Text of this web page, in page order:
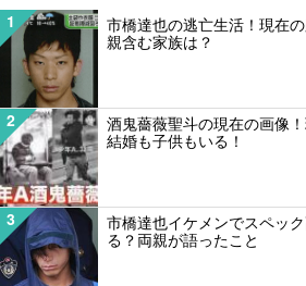
1
市橋達也の逃亡生活！現在
親含む家族は？
2
酒鬼薔薇聖斗の現在の画像
結婚も子供もいる！
3
市橋達也イケメンでスペッ
る？両親が語ったこと